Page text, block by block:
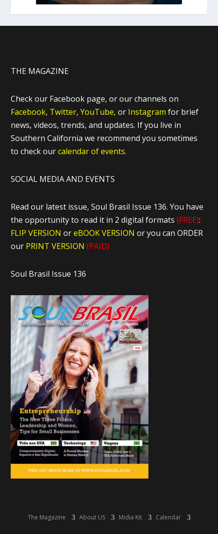
THE MAGAZINE
Check our Facebook page, or our channels on
Facebook, Twitter, YouTube, or Instagram for brief
news, videos, trends, and updates. If you live in
Southern California we recommend you sometimes
to check ourcalendar of events.
SOCIAL MEDIA AND EVENTS
Read our latest issue, Soul Brasil Issue 136. You have
the opportunity to read it in 2 digital formats(FREE):
FLIP VERSION oreBOOK VERSIONor you can ORDER
our PRINT VERSION (PAID)
Soul Brasil Issue 136
The Magazine About US Midia Kit Calendar